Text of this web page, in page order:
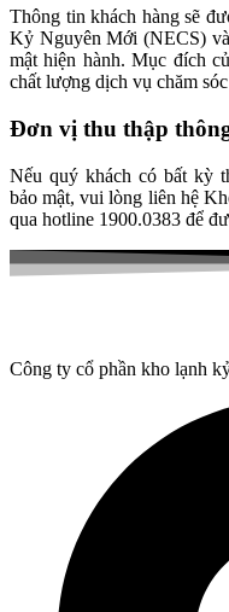
Thông tin khách hàng sẽ
Kỷ Nguyên Mới (NECS) và
mật hiện hành. Mục đích
chất lượng dịch vụ chăm
Đơn vị thu thập
Nếu quý khách có bất kỳ
bảo mật, vui lòng liên hệ
qua hotline 1900.0383 để
Công ty cổ phần kho lạnh